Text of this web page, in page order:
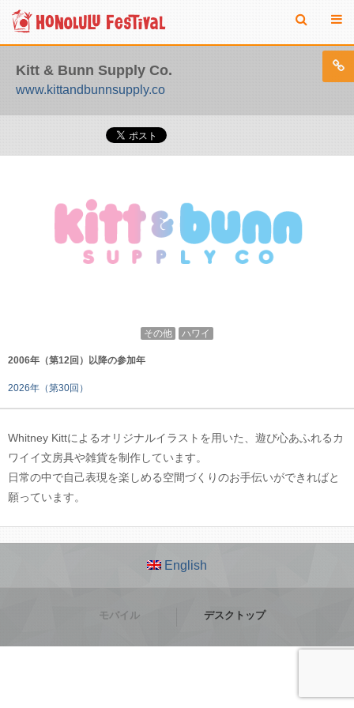
Kitt & Bunn Supply Co.
www.kittandbunnsupply.co
その他 ハワイ
2006年（第12回）以降の参加年
2026年（第30回）
Whitney Kittによるオリジナルイラストを用いた、遊び心あふれるカ
ワイイ文房具や雑貨を制作しています。
日常の中で自己表現を楽しめる空間づくりのお手伝いができればと
願っています。
English
モバイル デスクトップ